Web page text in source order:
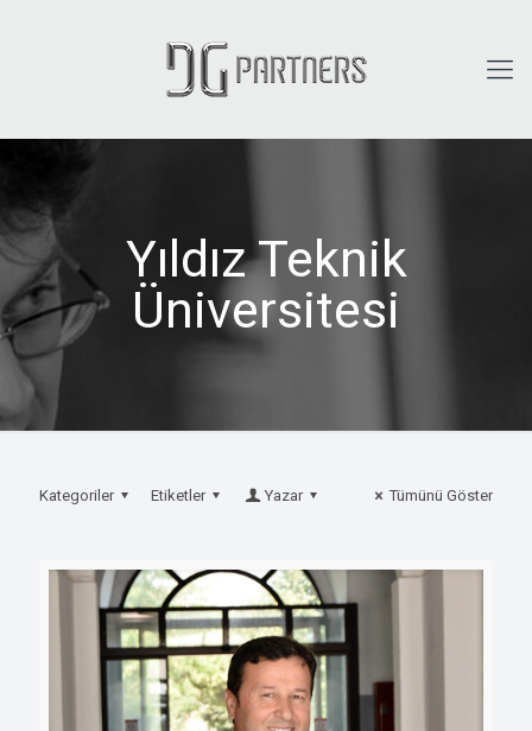
Yıldız Teknik
Üniversitesi
Kategoriler Etiketler Yazar Tümünü Göster